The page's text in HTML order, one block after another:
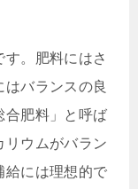
。肥料にはさ
バランスの良
合肥料」と呼ば
リウムがバラン
給には理想的で